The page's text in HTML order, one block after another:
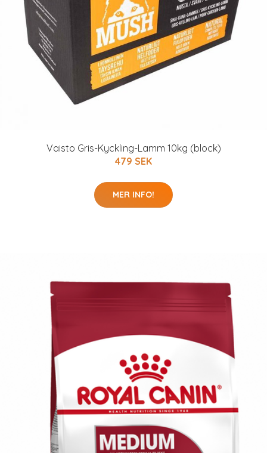
Vaisto Gris-Kyckling-Lamm 10kg (block)
479 SEK
MER INFO!